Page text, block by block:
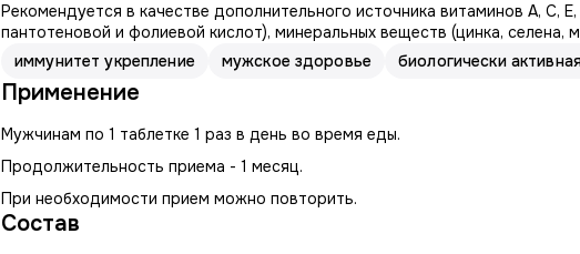
Рекомендуется в качестве дополнительного источника витаминов А, С,
пантотеновой и фолиевой кислот), минеральных веществ (цинка, селена,
иммунитет укрепление
мужское здоровье биологически
Применение
Мужчинам по 1 таблетке 1 раз в день во время еды.
Продолжительность приема - 1 месяц.
При необходимости прием можно повторить.
Состав